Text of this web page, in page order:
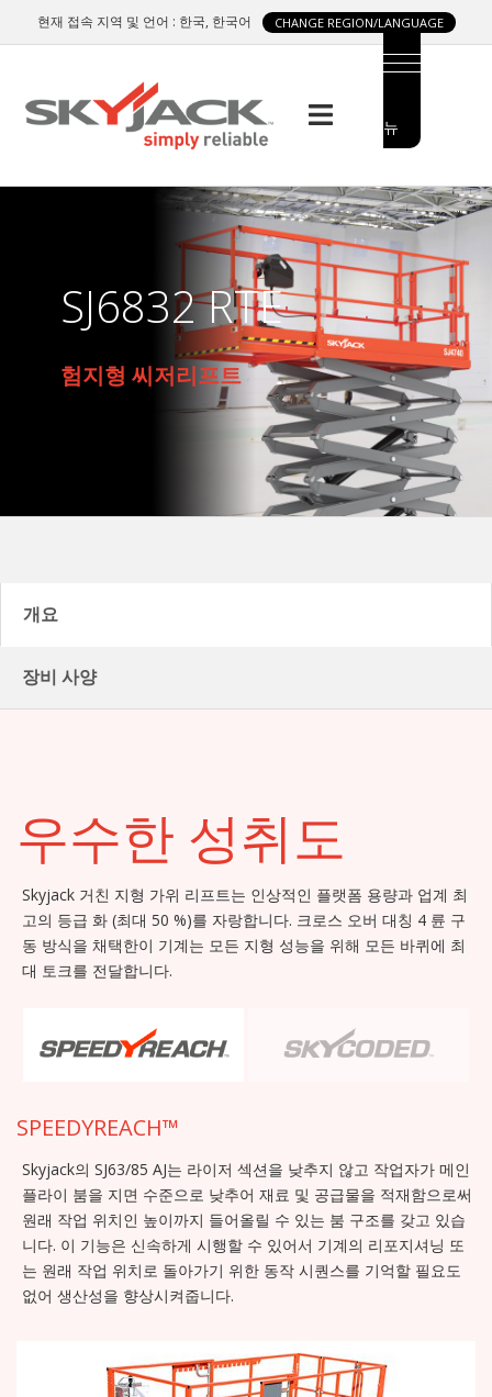
현재 접속 지역 및 언어 : 한국, 한국어 CHANGE REGION/LANGUAGE
MENU
MAIN
MENU
뉴
SJ6832 RTE
험지형 씨저리프트
개요
장비 사양
우수한 성취도
Skyjack 거친 지형 가위 리프트는 인상적인 플랫폼 용량과 업계 최
고의 등급 화 (최대 50 %)를 자랑합니다. 크로스 오버 대칭 4 륜 구
동 방식을 채택한이 기계는 모든 지형 성능을 위해 모든 바퀴에 최
대 토크를 전달합니다.
SPEEDYREACH™
Skyjack의 SJ63/85 AJ는 라이저 섹션을 낮추지 않고 작업자가 메인
플라이 붐을 지면 수준으로 낮추어 재료 및 공급물을 적재함으로써
원래 작업 위치인 높이까지 들어올릴 수 있는 붐 구조를 갖고 있습
니다. 이 기능은 신속하게 시행할 수 있어서 기계의 리포지셔닝 또
는 원래 작업 위치로 돌아가기 위한 동작 시퀀스를 기억할 필요도
없어 생산성을 향상시켜줍니다.